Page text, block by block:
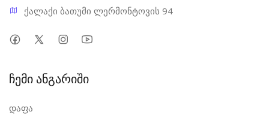
ქალაქი ბათუმი ლერმონტოვის 94
ჩემი ანგარიში
დაფა